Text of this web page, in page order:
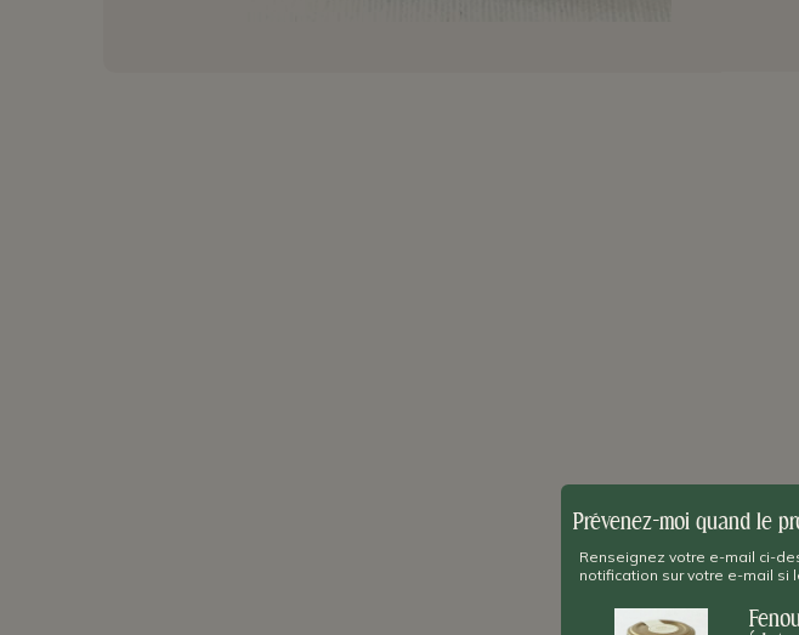
Prévenez-moi quand le
Renseignez votre e-mail ci-
notification sur votre e-mail si